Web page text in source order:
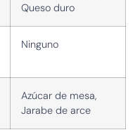
Queso duro
Ninguno
Azúcar de mesa,
Jarabe de arce